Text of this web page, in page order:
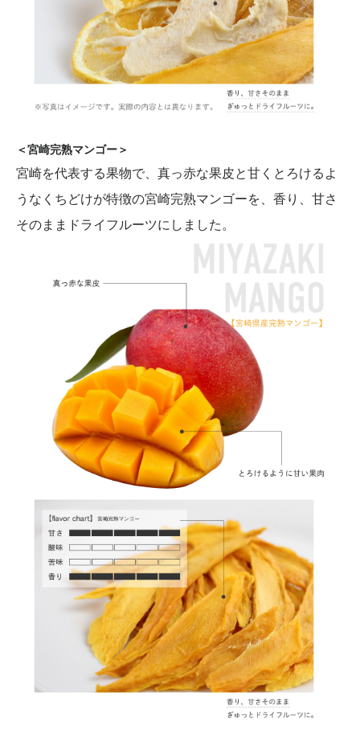
＜宮崎完熟マンゴー＞
宮崎を代表する果物で、真っ赤な果皮と甘くとろけるよ
うなくちどけが特徴の宮崎完熟マンゴーを、香り、甘さ
そのままドライフルーツにしました。